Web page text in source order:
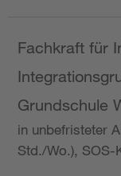
Fachkraft für
Grundschule
in unbefristeter
Std./Wo.),